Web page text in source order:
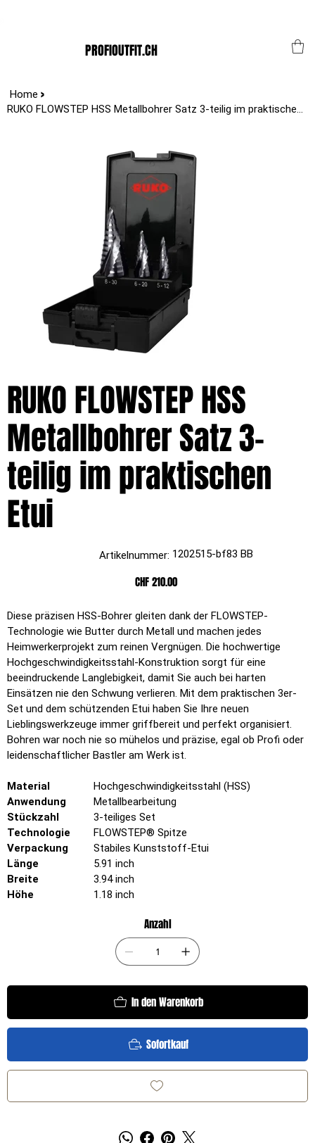
PROFIOUTFIT.CH
Home >
RUKO FLOWSTEP HSS Metallbohrer Satz 3-teilig im praktischen Etui
RUKO FLOWSTEP HSS
Metallbohrer Satz 3-
teilig im praktischen
Etui
Artikelnummer: Artikelnummer:
1202515-
1202515-bf83 BB
Preis
CHF 210.00
Diese präzisen HSS-Bohrer gleiten dank der FLOWSTEP-
Technologie wie Butter durch Metall und machen jedes
Heimwerkerprojekt zum reinen Vergnügen. Die hochwertige
Hochgeschwindigkeitsstahl-Konstruktion sorgt für eine
beeindruckende Langlebigkeit, damit Sie auch bei harten
Einsätzen nie den Schwung verlieren. Mit dem praktischen 3er-
Set und dem schützenden Etui haben Sie Ihre neuen
Lieblingswerkzeuge immer griffbereit und perfekt organisiert.
Bohren war noch nie so mühelos und präzise, egal ob Profi oder
leidenschaftlicher Bastler am Werk ist.
Material
Hochgeschwindigkeitsstahl (HSS)
Anwendung
Metallbearbeitung
Stückzahl
3-teiliges Set
Technologie
FLOWSTEP® Spitze
Verpackung
Stabiles Kunststoff-Etui
Länge
5.91 inch
Breite
3.94 inch
Höhe
1.18 inch
Anzahl
In den Warenkorb
Sofortkauf